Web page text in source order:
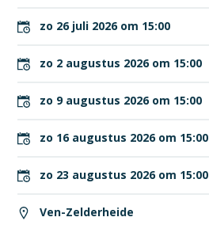
zo 26 juli 2026 om 15:00
zo 2 augustus 2026 om 15:00
zo 9 augustus 2026 om 15:00
zo 16 augustus 2026 om 15:00
zo 23 augustus 2026 om 15:00
Ven-Zelderheide